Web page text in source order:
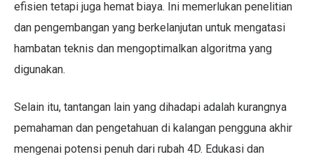
efisien tetapi juga hemat biaya. Ini memerlukan penelitian
dan pengembangan yang berkelanjutan untuk mengatasi
hambatan teknis dan mengoptimalkan algoritma yang
digunakan.
Selain itu, tantangan lain yang dihadapi adalah kurangnya
pemahaman dan pengetahuan di kalangan pengguna akhir
mengenai potensi penuh dari rubah 4D. Edukasi dan